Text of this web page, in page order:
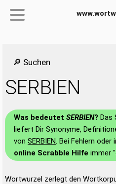
🔎 Suchen
SERBIEN
Was bedeutet SERBIEN? Das
liefert Dir Synonyme,
von SERBIEN. Bei Fehlern
online Scrabble Hilfe immer
Wortwurzel zerlegt den